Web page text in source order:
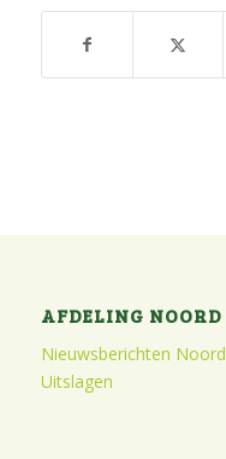
AFDELING NOORD
Nieuwsberichten Noord
Uitslagen